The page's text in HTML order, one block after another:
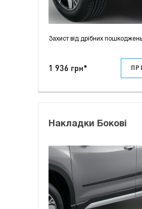
Захист від дрібних
1 936 грн*
Накладки Бокові